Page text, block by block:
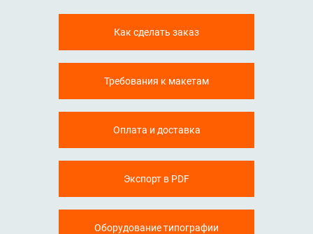
Как сделать заказ
Требования к макетам
Оплата и доставка
Экспорт в PDF
Оборудование типографии